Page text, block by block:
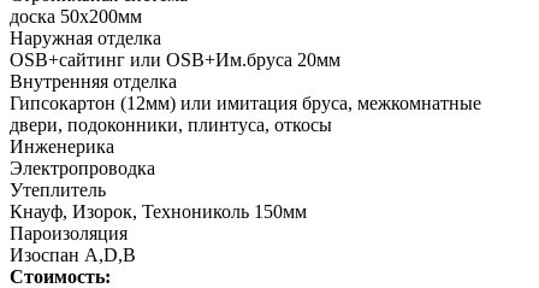
доска 50х200мм
Наружная отделка
OSB+сайтинг или OSB+Им.бруса 20мм
Внутренняя отделка
Гипсокартон (12мм) или имитация бруса, межкомнатные
двери, подоконники, плинтуса, откосы
Инженерика
Электропроводка
Утеплитель
Кнауф, Изорок, Технониколь 150мм
Пароизоляция
Изоспан A,D,B
Стоимость: